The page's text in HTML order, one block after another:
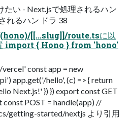
たい - Next.jsで処理されるハン
れるハン ドラ 38
[[...slug]]/route.tsに以
import { Hono } from 'hono'
const app = new
app.get('/hello', (c) => { return
Next.js!' }) }) export const GET
const POST = handle(app) //
getting-started/nextjs より引用